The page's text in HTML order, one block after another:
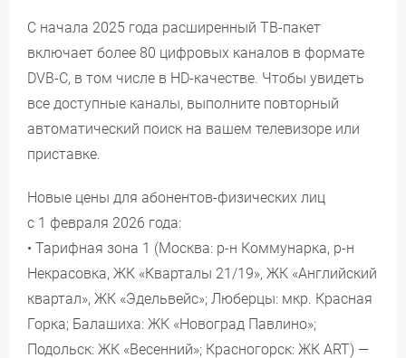
С начала 2025 года расширенный ТВ-пакет
включает более 80 цифровых каналов в формате
DVB-C, в том числе в HD-качестве. Чтобы увидеть
все доступные каналы, выполните повторный
автоматический поиск на вашем телевизоре или
приставке.
Новые цены для абонентов-физических лиц
с 1 февраля 2026 года:
• Тарифная зона 1 (Москва: р-н Коммунарка, р-н
Некрасовка, ЖК «Кварталы 21/19», ЖК «Английский
квартал», ЖК «Эдельвейс»; Люберцы: мкр. Красная
Горка; Балашиха: ЖК «Новоград Павлино»;
Подольск: ЖК «Весенний»; Красногорск: ЖК ART) —